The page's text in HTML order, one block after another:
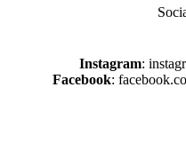
Instagram:
Facebook: